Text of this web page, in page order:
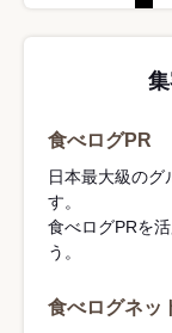
食べログPR
日本最大級のグ
す。
食べログPRを
う。
食べログネッ